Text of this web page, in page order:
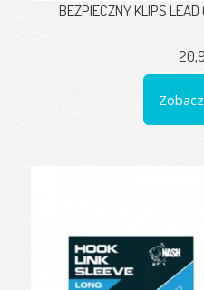
BEZPIECZNY KLIPS